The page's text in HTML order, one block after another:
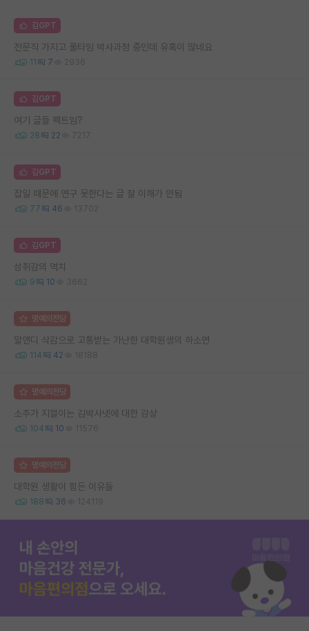
김GPT
전문직 가지고 풀타임 박사과정 중인데 유혹이 많네요
11 7 2936
김GPT
여기 글들 펙트임?
28 22 7217
김GPT
잡일 때문에 연구 못한다는 글 잘 이해가 안됨
77 46 13702
김GPT
성취감의 역치
9 10 3662
명예의전당
알앤디 삭감으로 고통받는 가난한 대학원생의 하소연
114 42 18188
명예의전당
소주가 지껄이는 김박사넷에 대한 감상
104 10 11576
명예의전당
대학원 생활이 힘든 이유들
188 36 124119